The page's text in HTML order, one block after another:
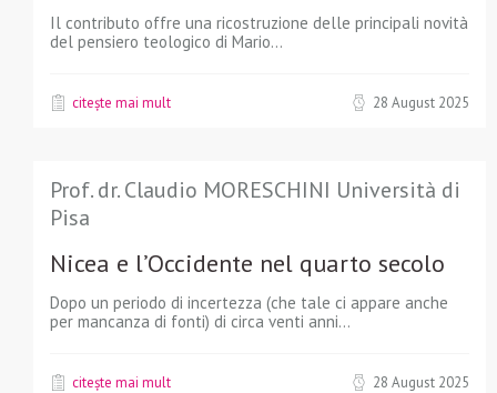
Il contributo offre una ricostruzione delle principali novità
del pensiero teologico di Mario...
citește mai mult 28 August 2025
Prof. dr. Claudio MORESCHINI Università di
Pisa
Nicea e l’Occidente nel quarto secolo
Dopo un periodo di incertezza (che tale ci appare anche
per mancanza di fonti) di circa venti anni...
citește mai mult 28 August 2025